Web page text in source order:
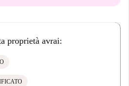
proprietà avrai: